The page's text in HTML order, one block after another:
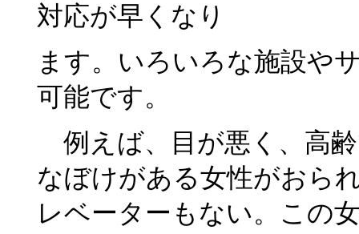
対応が早くなり
ます。いろいろな施設や
可能です。
例えば、目が悪く、高
なぼけがある女性がおら
レベーターもない。この